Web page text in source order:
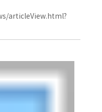
articleView.html?